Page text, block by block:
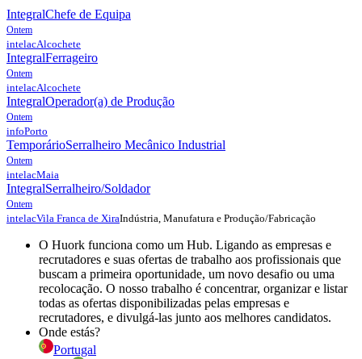
IntegralChefe de Equipa
Ontem
intelacAlcochete
IntegralFerrageiro
Ontem
intelacAlcochete
IntegralOperador(a) de Produção
Ontem
infoPorto
TemporárioSerralheiro Mecânico Industrial
Ontem
intelacMaia
IntegralSerralheiro/Soldador
Ontem
intelacVila Franca de XiraIndústria, Manufatura e Produção/Fabricação
O Huork funciona como um Hub. Ligando as empresas e
recrutadores e suas ofertas de trabalho aos profissionais que
buscam a primeira oportunidade, um novo desafio ou uma
recolocação. O nosso trabalho é concentrar, organizar e listar
todas as ofertas disponibilizadas pelas empresas e
recrutadores, e divulgá-las junto aos melhores candidatos.
Onde estás?
Portugal